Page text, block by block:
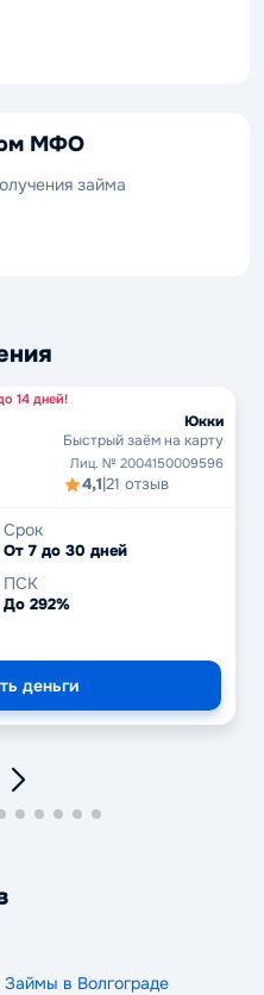
МФО
займа
14 дней!
Юкки
Быстрый заём на карту
Лиц. № 2004150009596
4,1|21 отзыв
Срок
От 7 до 30 дней
ПСК
До 292%
деньги
Займы в Волгограде